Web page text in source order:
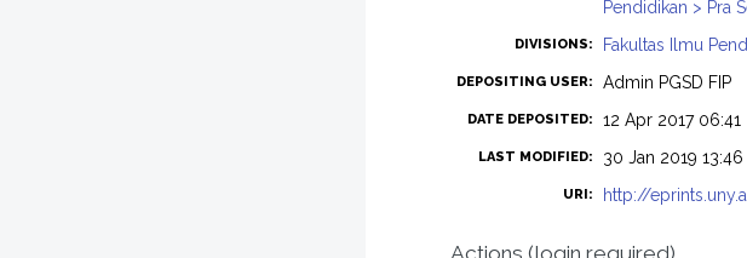
Pendidikan > Pra
DIVISIONS: Fakultas Ilmu
DEPOSITING USER: Admin PGSD FIP
DATE DEPOSITED: 12 Apr 2017 06:41
LAST MODIFIED: 30 Jan 2019 13:46
URI: http://
Actions (login required)